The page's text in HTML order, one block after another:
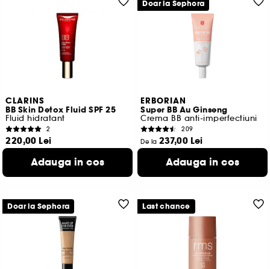
CLARINS
BB Skin Detox Fluid SPF 25
Fluid hidratant
2
220,00 Lei
488,89 Lei
4 variante disponibile
Adauga in cos
ERBORIAN
Super BB Au Ginseng
Crema BB anti-imperfectiuni
209
De la 237,00 Lei
592,50 Lei
4 variante disponibile
Adauga in cos
Doar la Sephora
Doar la Sephora Last chance